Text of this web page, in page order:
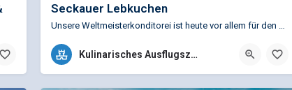
Seckauer Lebkuchen
+43 (0)3514 5207
Marktstraße 11, 8732 Seckau, Österreich
Kulinarisches Ausflugsziel